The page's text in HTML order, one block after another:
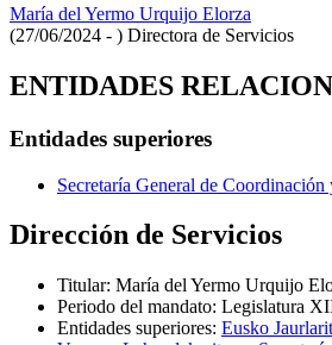
María del Yermo Urquijo Elorza
(27/06/2024 - ) Directora de Servicios
ENTIDADES
Entidades superiores
Secretaría General de
Dirección de Servicios
Titular: María del Yermo Urquijo
Periodo del mandato: Legislatura
Entidades superiores: Eusko